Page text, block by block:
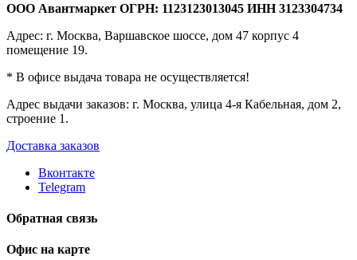
ООО Авантмаркет ОГРН: 1123123013045 ИНН 3123304734
Адрес: г. Москва, Варшавское шоссе, дом 47 корпус 4
помещение 19.
* В офисе выдача товара не осуществляется!
Адрес выдачи заказов: г. Москва, улица 4-я Кабельная, дом 2,
строение 1.
Доставка заказов
Вконтакте
Telegram
Обратная связь
Офис на карте